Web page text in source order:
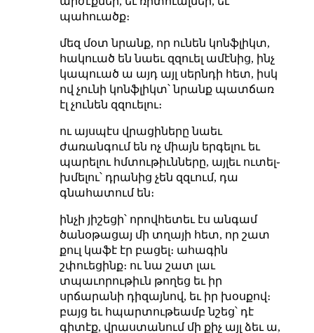
պահուածք։
մեզ մօտ նրանք, որ ունեն կոնֆլիկտ,
հակուած են նաեւ զզուել ամէնից, ինչ
կապուած ա այդ այլ սերնդի հետ, իսկ
ով չունի կոնֆլիկտ՝ նրանք պատճառ
էլ չունեն զզուելու։
ու այսպէս վրացիները նաեւ
ժառանգում են ոչ միայն երգելու եւ
պարելու հմտութիւնները, այլեւ ուտել֊
խմելու՝ դրանից չեն զզւում, դա
գնահատում են։
ինչի յիշեցի՝ որովհետեւ էս անգամ
ծանօթացայ մի տղայի հետ, որ շատ
քուլ կաֆէ էր բացել։ ահագին
շփուեցինք։ ու նա շատ լաւ
տպաւորութիւն թողեց եւ իր
սրճարանի դիզայնով, եւ իր խօսքով։
բայց եւ հպարտութեամբ նշեց՝ դէ
գիտէք, վրաստանում մի քիչ այլ ձեւ ա,